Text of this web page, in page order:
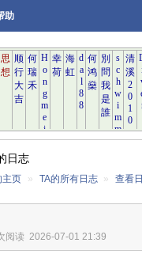
助
日志
主页 » TA的所有日志 » 查看
阅读 2026-07-01 21:39